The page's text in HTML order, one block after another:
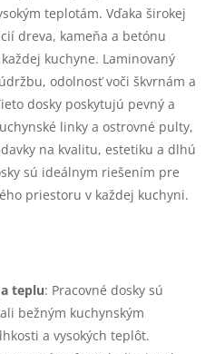
teplotám. Vďaka širokej
dreva, kameňa a betónu
kuchyne. Laminovaný
odolnosť voči škvrnám a
dosky poskytujú pevný a
linky a ostrovné pulty,
na kvalitu, estetiku a dlhú
sú ideálnym riešením pre
priestoru v každej kuchyni.
teplu: Pracovné dosky sú
bežným kuchynským
a vysokých teplôt.